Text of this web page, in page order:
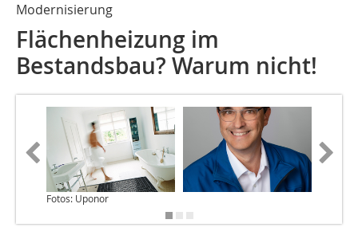
Modernisierung
Flächenheizung im
Bestandsbau? Warum nicht!
Fotos: Uponor